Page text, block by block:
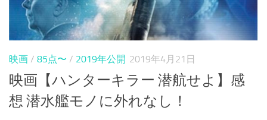
映画 / 85点〜 / 2019年公開 2019年4月21日
映画【ハンターキラー 潜航せよ】感
想 潜水艦モノに外れなし！